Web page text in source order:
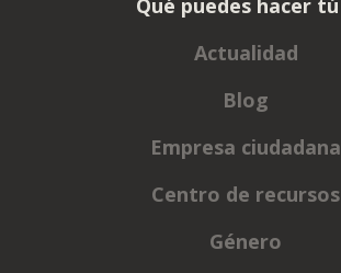
Actualidad
Blog
Empresa ciudadana
Centro de recursos
Género